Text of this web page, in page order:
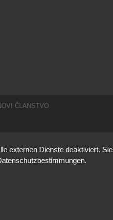
ČLANSTVO
externen Dienste deaktiviert. Sie